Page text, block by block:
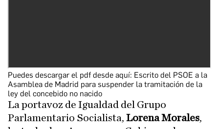
Puedes descargar el pdf desde aquí: Escrito del PSOE a la
Asamblea de Madrid para suspender la tramitación de la
ley del concebido no nacido
La portavoz de Igualdad del Grupo
Parlamentario Socialista, Lorena Morales,